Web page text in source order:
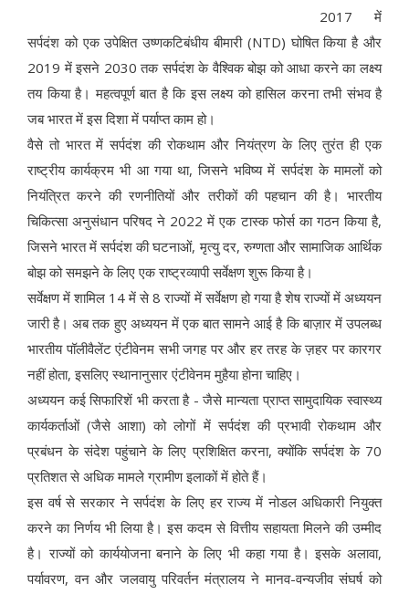
2017 में
सर्पदंश को एक उपेक्षित उष्णकटिबंधीय बीमारी (NTD) घोषित किया है और
2019 में इसने 2030 तक सर्पदंश के वैश्विक बोझ को आधा करने का लक्ष्य
तय किया है। महत्वपूर्ण बात है कि इस लक्ष्य को हासिल करना तभी संभव है
जब भारत में इस दिशा में पर्याप्त काम हो।
वैसे तो भारत में सर्पदंश की रोकथाम और नियंत्रण के लिए तुरंत ही एक
राष्ट्रीय कार्यक्रम भी आ गया था, जिसने भविष्य में सर्पदंश के मामलों को
नियंत्रित करने की रणनीतियों और तरीकों की पहचान की है। भारतीय
चिकित्सा अनुसंधान परिषद ने 2022 में एक टास्क फोर्स का गठन किया है,
जिसने भारत में सर्पदंश की घटनाओं, मृत्यु दर, रुग्णता और सामाजिक आर्थिक
बोझ को समझने के लिए एक राष्ट्रव्यापी सर्वेक्षण शुरू किया है।
सर्वेक्षण में शामिल 14 में से 8 राज्यों में सर्वेक्षण हो गया है शेष राज्यों में अध्ययन
जारी है। अब तक हुए अध्ययन में एक बात सामने आई है कि बाज़ार में उपलब्ध
भारतीय पॉलीवैलेंट एंटीवेनम सभी जगह पर और हर तरह के ज़हर पर कारगर
नहीं होता, इसलिए स्थानानुसार एंटीवेनम मुहैया होना चाहिए।
अध्ययन कई सिफारिशें भी करता है - जैसे मान्यता प्राप्त सामुदायिक स्वास्थ्य
कार्यकर्ताओं (जैसे आशा) को लोगों में सर्पदंश की प्रभावी रोकथाम और
प्रबंधन के संदेश पहुंचाने के लिए प्रशिक्षित करना, क्योंकि सर्पदंश के 70
प्रतिशत से अधिक मामले ग्रामीण इलाकों में होते हैं।
इस वर्ष से सरकार ने सर्पदंश के लिए हर राज्य में नोडल अधिकारी नियुक्त
करने का निर्णय भी लिया है। इस कदम से वित्तीय सहायता मिलने की उम्मीद
है। राज्यों को कार्ययोजना बनाने के लिए भी कहा गया है। इसके अलावा,
पर्यावरण, वन और जलवायु परिवर्तन मंत्रालय ने मानव-वन्यजीव संघर्ष को